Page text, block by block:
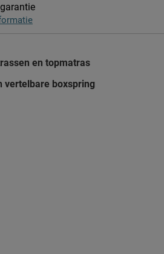
en topmatras
vertelbare boxspring